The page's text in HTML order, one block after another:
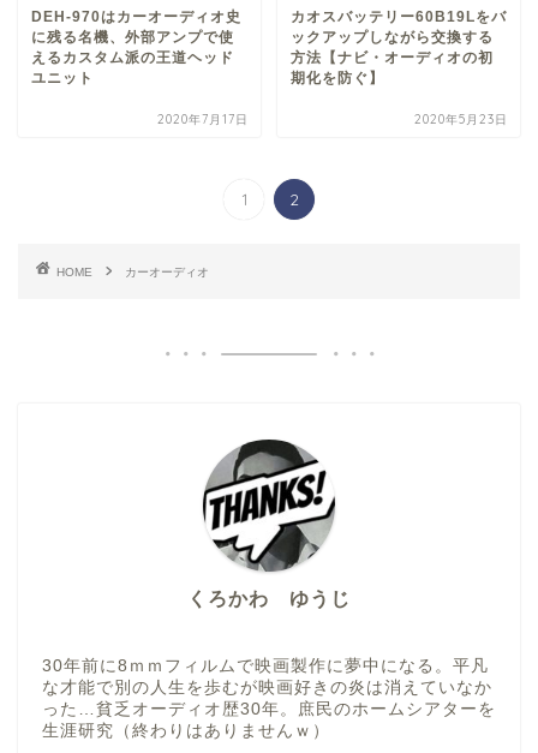
DEH-970はカーオーディオ史
に残る名機、外部アンプで使
えるカスタム派の王道ヘッド
ユニット
2020年7月17日
カオスバッテリー60B19Lをバ
ックアップしながら交換する
方法【ナビ・オーディオの初
期化を防ぐ】
2020年5月23日
1 2
HOME カーオーディオ
くろかわ ゆうじ
30年前に8ｍｍフィルムで映画製作に夢中になる。平凡
な才能で別の人生を歩むが映画好きの炎は消えていなか
った…貧乏オーディオ歴30年。庶民のホームシアターを
生涯研究（終わりはありませんｗ）